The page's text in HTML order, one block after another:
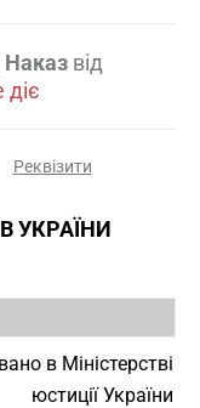
Наказ від
Реквізити
УКРАЇНИ
в Міністерстві
юстиції України